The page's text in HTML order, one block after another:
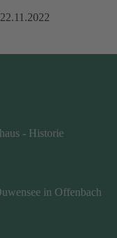
in Offenbach